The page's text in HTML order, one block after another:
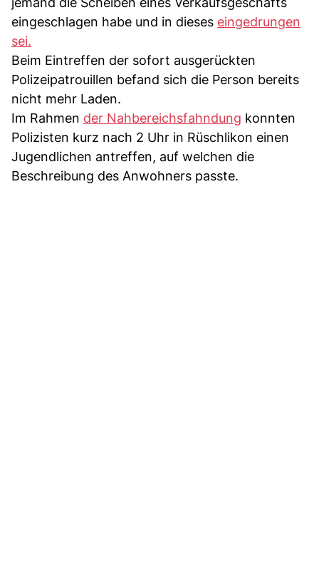
eingeschlagen habe und in dieses eingedrungen
sei.
Beim Eintreffen der sofort ausgerückten
Polizeipatrouillen befand sich die Person bereits
nicht mehr Laden.
Im Rahmen der Nahbereichsfahndung konnten
Polizisten kurz nach 2 Uhr in Rüschlikon einen
Jugendlichen antreffen, auf welchen die
Beschreibung des Anwohners passte.